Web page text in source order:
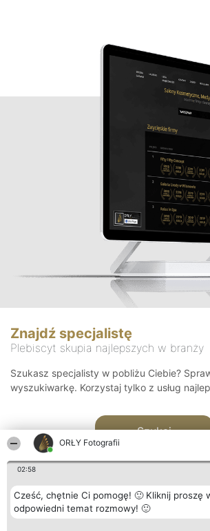
ORŁY Fotografii
02:58
Cześć, chętnie Ci pomogę! 🙂 Kliknij proszę
odpowiedni temat rozmowy! 🙂
Znajdź specjalistę
Plebiscyt skupia najlepszych w branży
Szukasz specjalisty w pobliżu Ciebie?
wyszukiwarkę. Korzystaj tylko z usług
Szukaj